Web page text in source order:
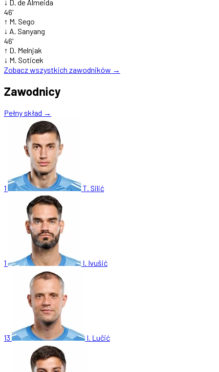
↓ D. de Almeida
46'
↑ M. Sego
↓ A. Sanyang
46'
↑ D. Melnjak
↓ M. Soticek
Zobacz wszystkich zawodników →
Zawodnicy
Pełny skład →
1 T. Silić
1 I. Ivušić
13 I. Lučić